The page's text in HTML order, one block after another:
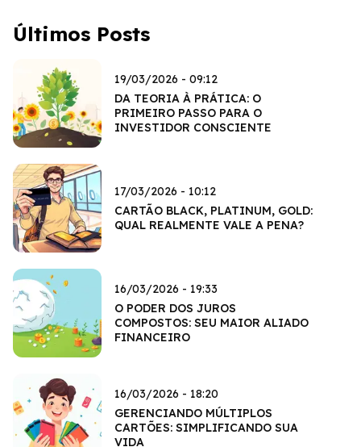
Últimos Posts
19/03/2026 - 09:12
DA TEORIA À PRÁTICA: O
PRIMEIRO PASSO PARA O
INVESTIDOR CONSCIENTE
17/03/2026 - 10:12
CARTÃO BLACK, PLATINUM, GOLD:
QUAL REALMENTE VALE A PENA?
16/03/2026 - 19:33
O PODER DOS JUROS
COMPOSTOS: SEU MAIOR ALIADO
FINANCEIRO
16/03/2026 - 18:20
GERENCIANDO MÚLTIPLOS
CARTÕES: SIMPLIFICANDO SUA
VIDA